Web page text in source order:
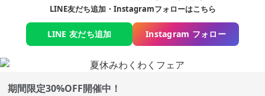
LINE友だち追加・Instagramフォローはこちら
LINE 友だち追加 Instagram フォロー
期間限定30%OFF開催中！